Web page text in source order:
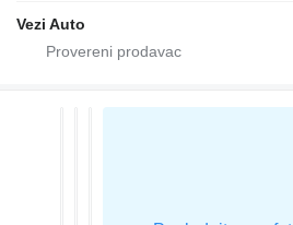
Vezi Auto